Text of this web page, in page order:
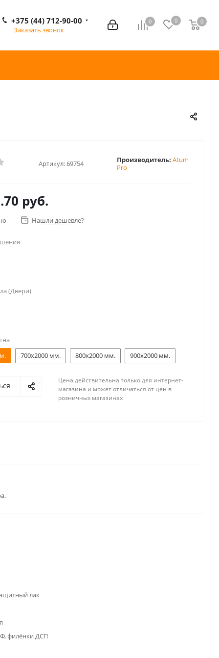
0 0 0
0
+375 (44) 712-90-00
Заказать звонок
Артикул:69754 Производитель: Atum
Pro
руб.
Нашли дешевле?
(Двери)
700x2000 мм. 800x2000 мм. 900x2000 мм.
Цена действительна только для интернет-
магазина и может отличаться от цен в
розничных магазинах
лак
филёнки ДСП